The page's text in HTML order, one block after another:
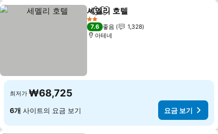
공유 즐겨찾기에 추가
세멜리 호텔
2 성급
7.6 좋음
1,328
아테네
최저가 ₩68,725
6개 사이트의 요금 보기 요금 보기